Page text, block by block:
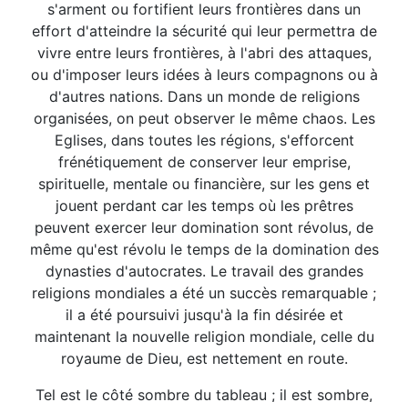
s'arment ou fortifient leurs frontières dans un
effort d'atteindre la sécurité qui leur permettra de
vivre entre leurs frontières, à l'abri des attaques,
ou d'imposer leurs idées à leurs compagnons ou à
d'autres nations. Dans un monde de religions
organisées, on peut observer le même chaos. Les
Eglises, dans toutes les régions, s'efforcent
frénétiquement de conserver leur emprise,
spirituelle, mentale ou financière, sur les gens et
jouent perdant car les temps où les prêtres
peuvent exercer leur domination sont révolus, de
même qu'est révolu le temps de la domination des
dynasties d'autocrates. Le travail des grandes
religions mondiales a été un succès remarquable ;
il a été poursuivi jusqu'à la fin désirée et
maintenant la nouvelle religion mondiale, celle du
royaume de Dieu, est nettement en route.
Tel est le côté sombre du tableau ; il est sombre,